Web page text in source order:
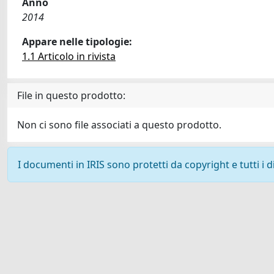
2014
Appare nelle tipologie:
1.1 Articolo in rivista
File in questo prodotto:
Non ci sono file associati a questo prodotto.
I documenti in IRIS sono protetti da copyright e tutti i